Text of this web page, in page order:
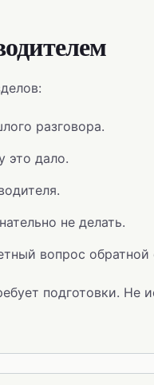
разговора.
это дало.
не делать.
вопрос обратной
подготовки. Не